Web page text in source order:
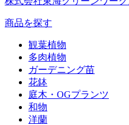
商品を探す
観葉植物
多肉植物
ガーデニング苗
花鉢
庭木・OGプランツ
和物
洋蘭